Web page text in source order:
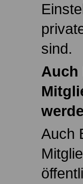
sind.
Auch
Auch